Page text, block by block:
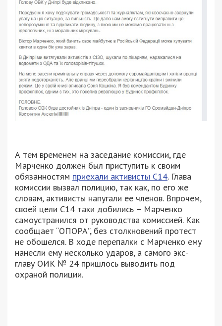
А тем временем на заседание комиссии, где
Марченко должен был приступить к своим
обязанностям приехали активисты С14. Глава
комиссии вызвал полицию, так как, по его же
словам, активисты напугали ее членов. Впрочем,
своей цели С14 таки добились – Марченко
самоустранился от руководства комиссией. Как
сообщает “ОПОРА”, без столкновений протест
не обошелся. В ходе перепалки с Марченко ему
нанесли ему несколько ударов, а самого экс-
главу ОИК № 24 пришлось выводить под
охраной полиции.